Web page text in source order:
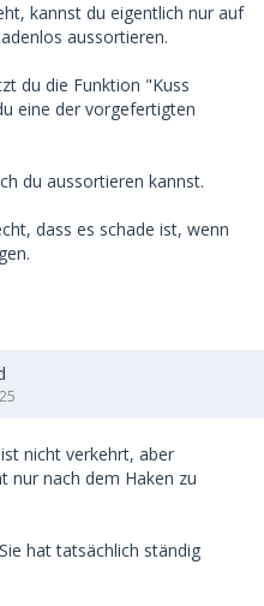
kannst du eigentlich nur auf
aussortieren.
du die Funktion "Kuss
eine der vorgefertigten
du aussortieren kannst.
dass es schade ist, wenn
nicht verkehrt, aber
nur nach dem Haken zu
hat tatsächlich ständig